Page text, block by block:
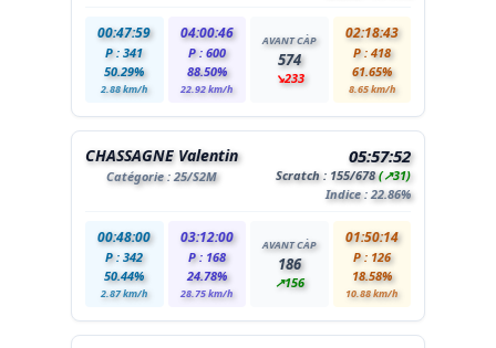
00:47:59
P : 341
50.29%
2.88 km/h
04:00:46
P : 600
88.50%
22.92 km/h
AVANT CÀP
574
↘233
02:18:43
P : 418
61.65%
8.65 km/h
CHASSAGNE Valentin
Catégorie :25/S2M
05:57:52
Scratch : 155/678(↗31)
Indice : 22.86%
00:48:00
P : 342
50.44%
2.87 km/h
03:12:00
P : 168
24.78%
28.75 km/h
AVANT CÀP
186
↗156
01:50:14
P : 126
18.58%
10.88 km/h